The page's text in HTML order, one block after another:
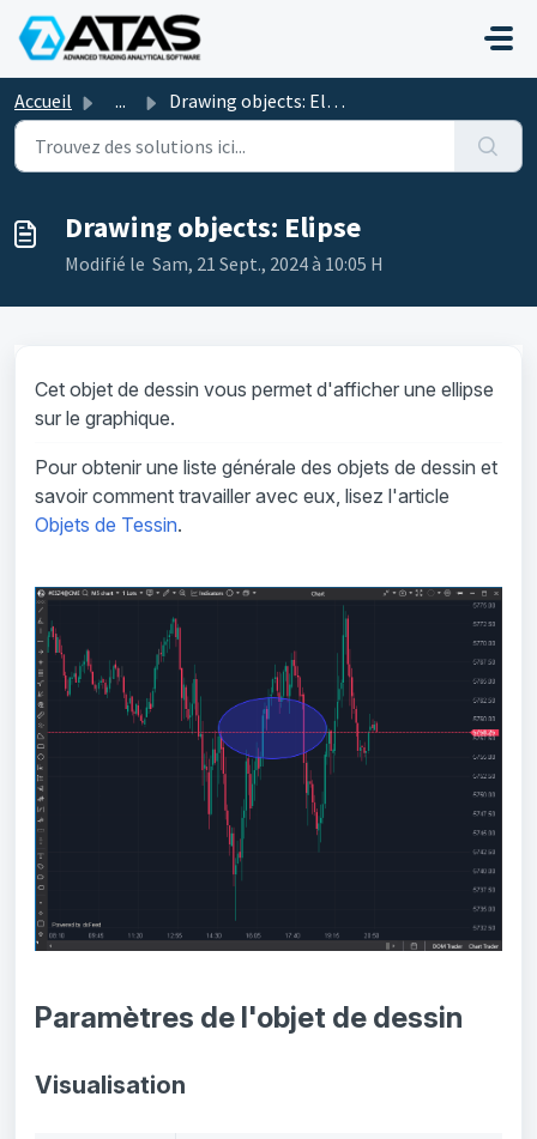
Passer au contenu principal
Accueil ... Drawing objects: Elipse
Drawing objects: Elipse
Modifié le Sam, 21 Sept., 2024 à 10:05 H
Cet objet de dessin vous permet d'afficher une ellipse
sur le graphique.
Pour obtenir une liste générale des objets de dessin et
savoir comment travailler avec eux, lisez l'article
Objets de Tessin.
Paramètres de l'objet de dessin
Visualisation